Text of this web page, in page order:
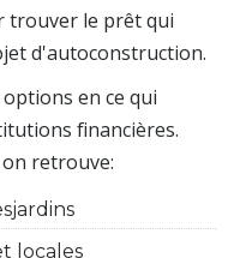
trouver le prêt qui
d'autoconstruction.
en ce qui
financières.
retrouve:
locales